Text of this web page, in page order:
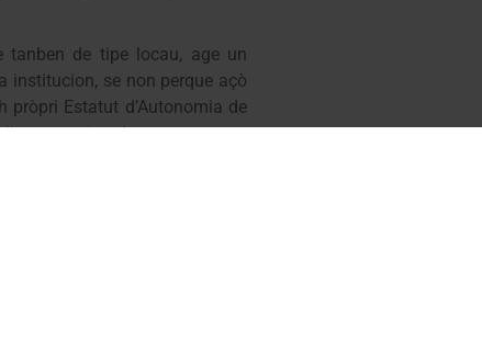
tanben de tipe locau, age un
institucion, se non perque açò
pròpri Estatut d’Autonomia de
tara ciutadania aranesa e